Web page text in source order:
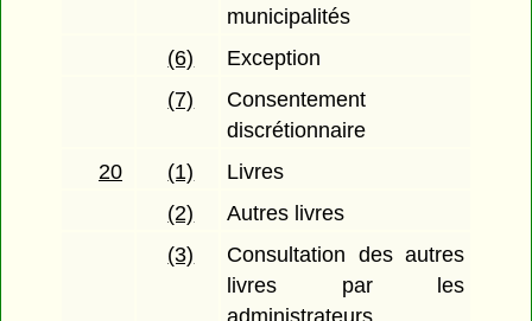
municipalités
(6)
Exception
(7)
Consentement
discrétionnaire
20
(1)
Livres
(2)
Autres livres
(3)
Consultation des autres
livres par les